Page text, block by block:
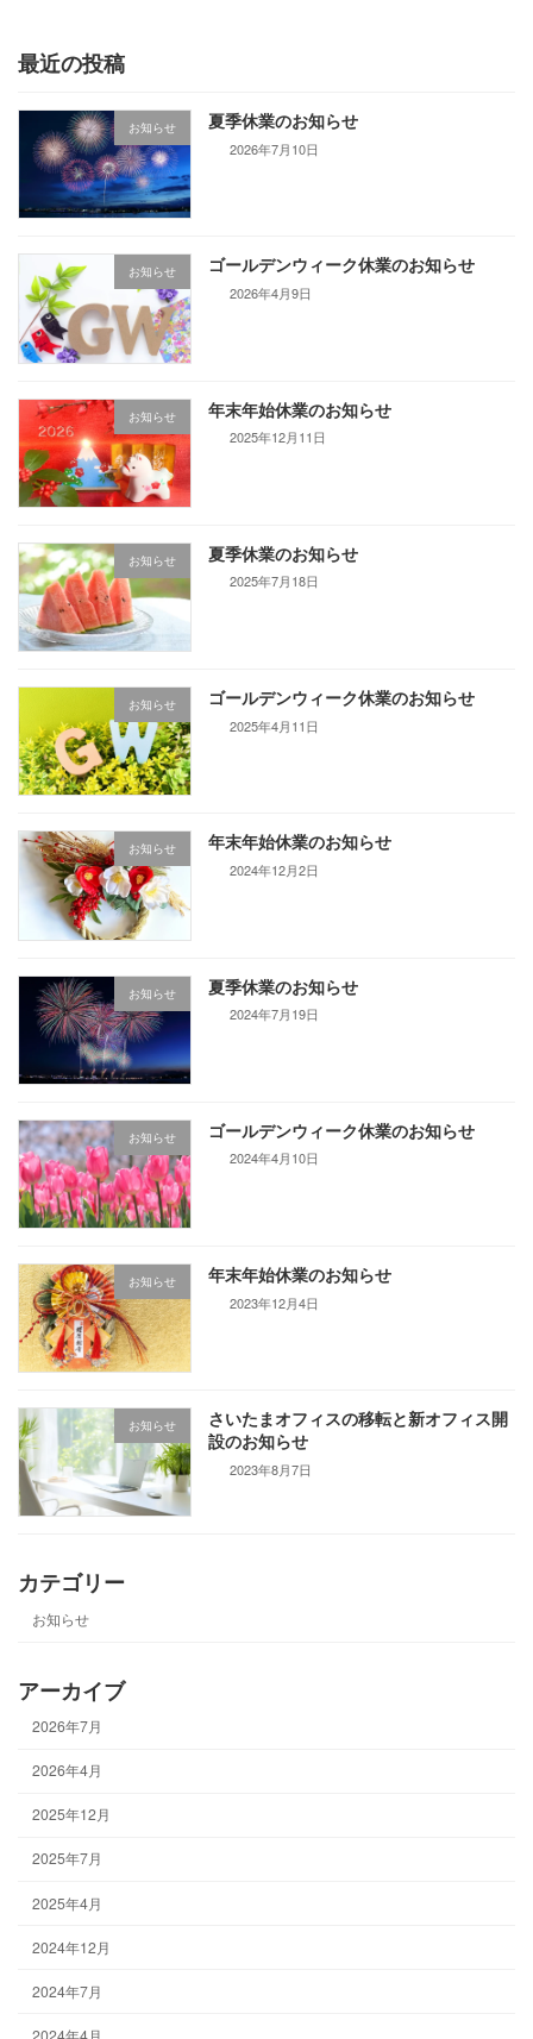
最近の投稿
お知らせ 夏季休業のお知らせ
2026年7月10日
お知らせ ゴールデンウィーク休業のお知らせ
2026年4月9日
お知らせ 年末年始休業のお知らせ
2025年12月11日
お知らせ 夏季休業のお知らせ
2025年7月18日
お知らせ ゴールデンウィーク休業のお知らせ
2025年4月11日
お知らせ 年末年始休業のお知らせ
2024年12月2日
お知らせ 夏季休業のお知らせ
2024年7月19日
お知らせ ゴールデンウィーク休業のお知らせ
2024年4月10日
お知らせ 年末年始休業のお知らせ
2023年12月4日
お知らせ
さいたまオフィスの移転と新オフィス開
設のお知らせ
2023年8月7日
カテゴリー
お知らせ
アーカイブ
2026年7月
2026年4月
2025年12月
2025年7月
2025年4月
2024年12月
2024年7月
2024年4月